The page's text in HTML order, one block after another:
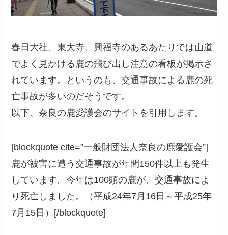
春日大社、東大寺、興福寺のあるあたりでは山道
でよく見かける鹿の飛び出し注意の看板が掲示さ
れています。というのも、交通事故による鹿の死
亡事故が多いのだそうです。
以下、奈良の鹿愛護会のサイトを引用します。
[blockquote cite=”一般財団法人奈良の鹿愛護会”]
鹿が被害に遭う交通事故が年間150件以上も発生
しています。今年は100頭の鹿が、交通事故によ
り死亡しました。（平成24年7月16日～平成25年
7月15日）[/blockquote]